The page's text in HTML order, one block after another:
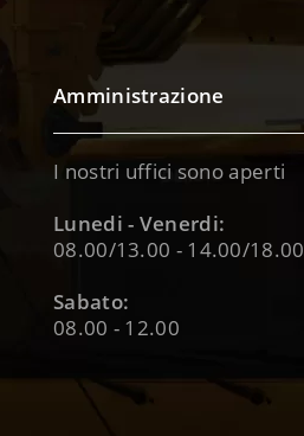
Amministrazione
I nostri uffici sono aperti
Lunedi - Venerdi:
08.00/13.00 - 14.00/18.00
Sabato:
08.00 - 12.00